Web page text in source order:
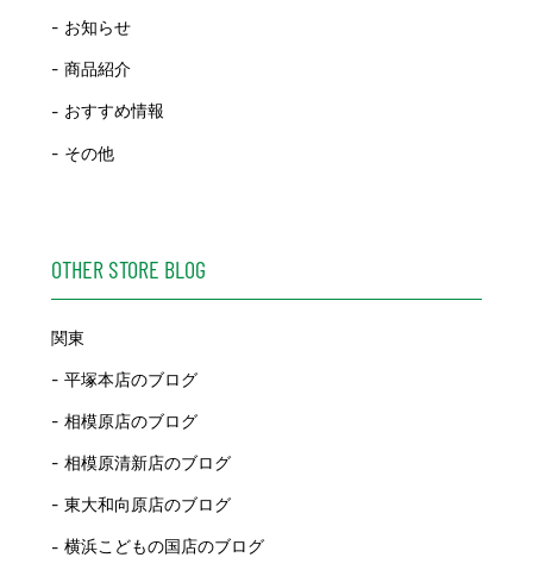
お知らせ
商品紹介
おすすめ情報
その他
OTHER STORE BLOG
関東
平塚本店のブログ
相模原店のブログ
相模原清新店のブログ
東大和向原店のブログ
横浜こどもの国店のブログ